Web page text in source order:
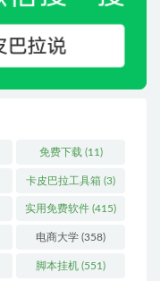
免费下载 (11)
卡皮巴拉工具箱 (3)
实用免费软件 (415)
电商大学 (358)
脚本挂机 (551)